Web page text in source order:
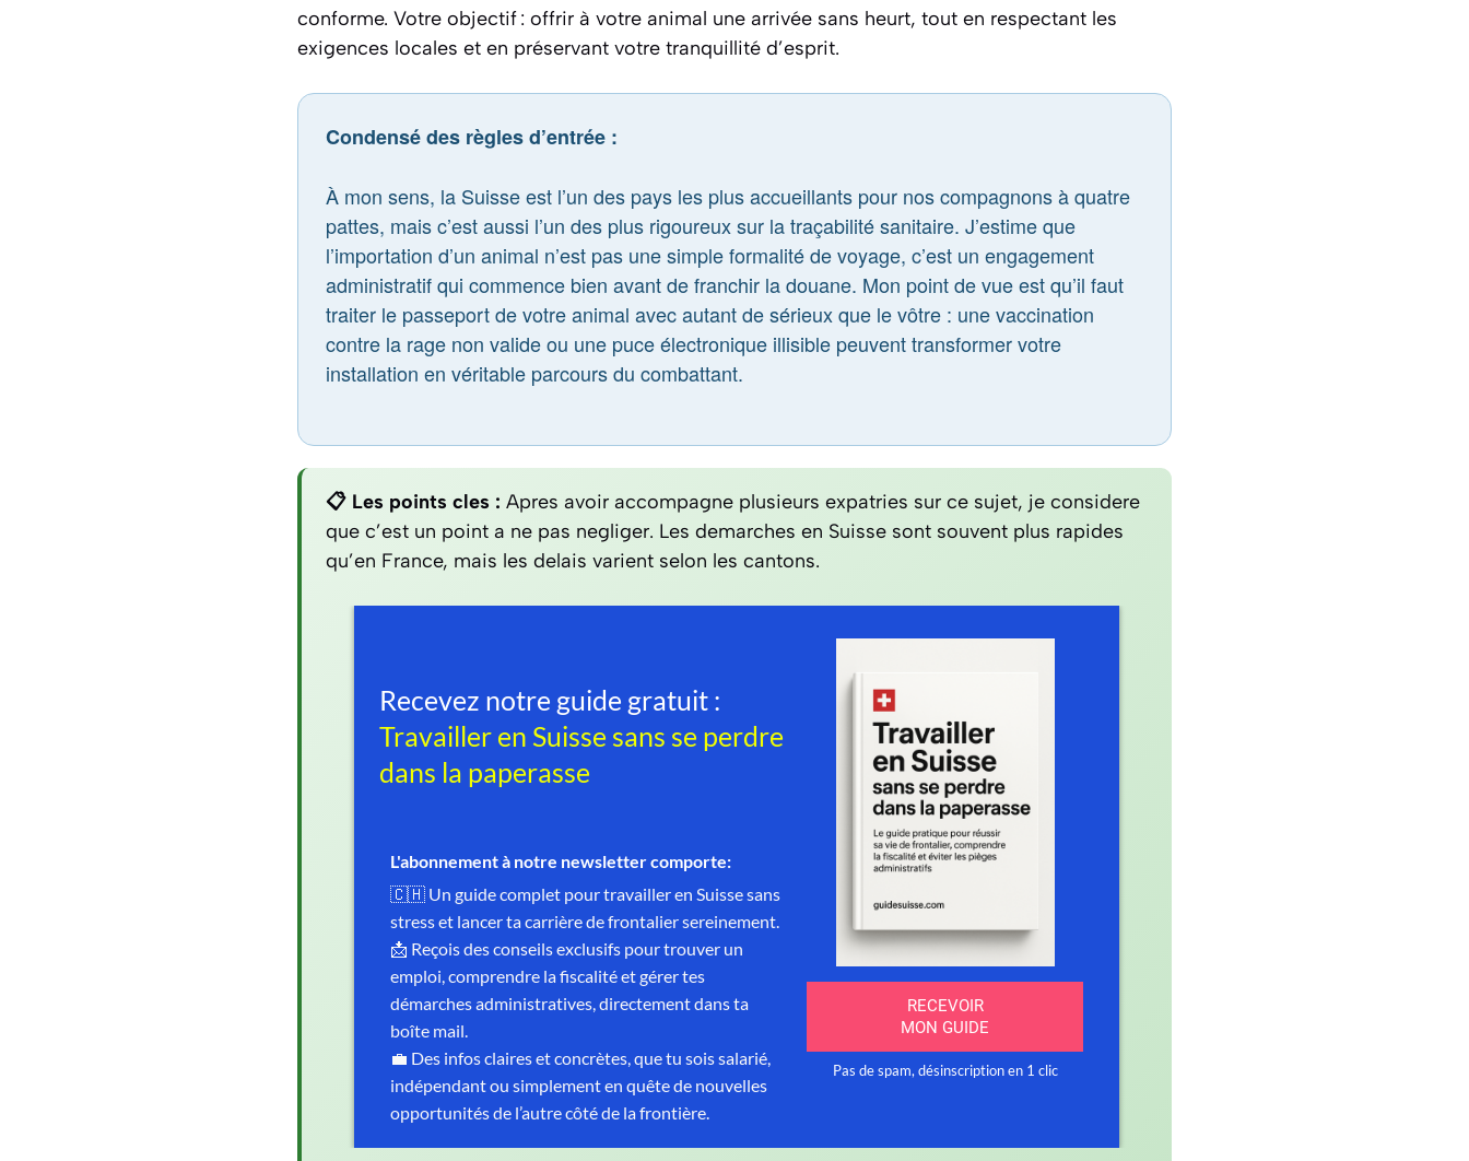
conforme. Votre objectif : offrir à votre animal une arrivée sans heurt, tout en respectant les
exigences locales et en préservant votre tranquillité d’esprit.
Condensé des règles d’entrée :
À mon sens, la Suisse est l’un des pays les plus accueillants pour nos compagnons à quatre
pattes, mais c’est aussi l’un des plus rigoureux sur la traçabilité sanitaire. J’estime que
l’importation d’un animal n’est pas une simple formalité de voyage, c’est un engagement
administratif qui commence bien avant de franchir la douane. Mon point de vue est qu’il faut
traiter le passeport de votre animal avec autant de sérieux que le vôtre : une vaccination
contre la rage non valide ou une puce électronique illisible peuvent transformer votre
installation en véritable parcours du combattant.
📋 Les points cles : Apres avoir accompagne plusieurs expatries sur ce sujet, je considere
que c’est un point a ne pas negliger. Les demarches en Suisse sont souvent plus rapides
qu’en France, mais les delais varient selon les cantons.